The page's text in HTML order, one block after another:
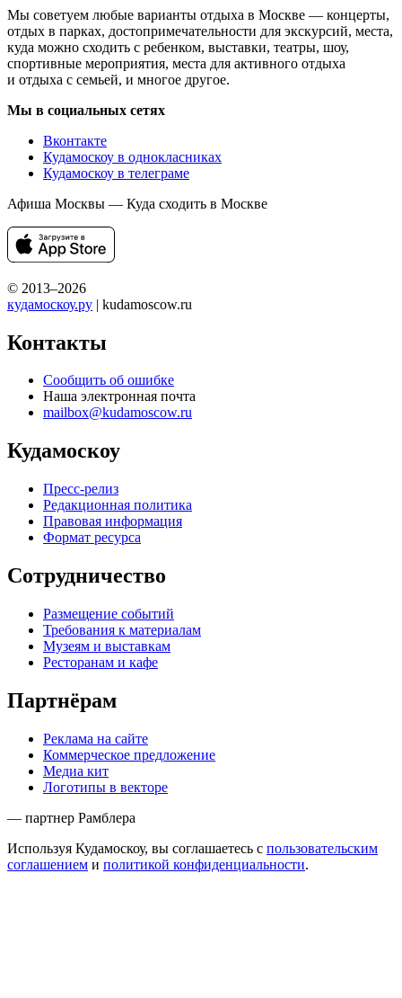
Мы советуем любые варианты отдыха в Москве — концерты,
отдых в парках, достопримечательности для экскурсий, места,
куда можно сходить с ребенком, выставки, театры, шоу,
спортивные мероприятия, места для активного отдыха
и отдыха с семьей, и многое другое.
Мы в социальных сетях
Вконтакте
Кудамоскоу в однокласниках
Кудамоскоу в телеграме
Афиша Москвы — Куда сходить в Москве
© 2013–2026
кудамоскоу.ру | kudamoscow.ru
Контакты
Сообщить об ошибке
Наша электронная почта
mailbox@kudamoscow.ru
Кудамоскоу
Пресс-релиз
Редакционная политика
Правовая информация
Формат ресурса
Сотрудничество
Размещение событий
Требования к материалам
Музеям и выставкам
Ресторанам и кафе
Партнёрам
Реклама на сайте
Коммерческое предложение
Медиа кит
Логотипы в векторе
— партнер Рамблера
Используя Кудамоскоу, вы соглашаетесь с пользовательским
соглашением и политикой конфиденциальности.